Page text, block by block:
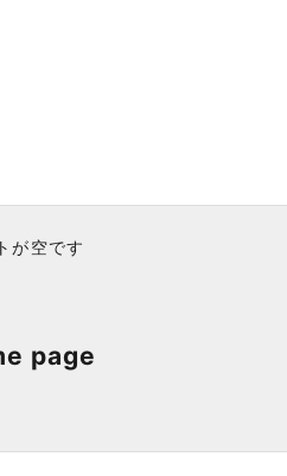
が空です
page